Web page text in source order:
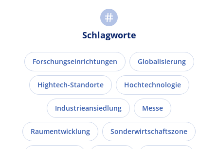
Schlagworte
Forschungseinrichtungen Globalisierung
Hightech-Standorte Hochtechnologie
Industrieansiedlung Messe
Raumentwicklung Sonderwirtschaftszone